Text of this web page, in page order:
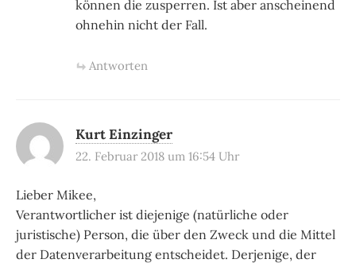
können die zusperren. Ist aber anscheinend
ohnehin nicht der Fall.
Antworten
Kurt Einzinger
22. Februar 2018 um 16:54 Uhr
Lieber Mikee,
Verantwortlicher ist diejenige (natürliche oder
juristische) Person, die über den Zweck und die Mittel
der Datenverarbeitung entscheidet. Derjenige, der